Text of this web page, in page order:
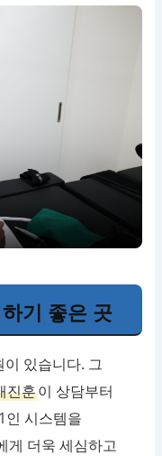
기 좋은 곳
있습니다. 그
진훈이 상담부터
인 시스템을
게 더욱 세심하고